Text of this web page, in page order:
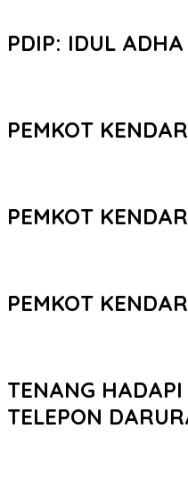
PDIP: IDUL
PEMKOT
PEMKOT
PEMKOT
TENANG
TELEPON